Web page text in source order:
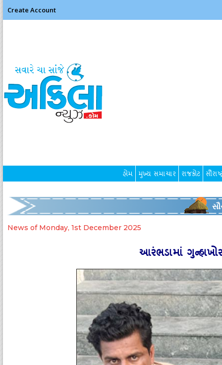
Create Account
હોમ મુખ્ય સમાચાર રાજકોટ
News of Monday, 1st December 2025
આરંભડામાં